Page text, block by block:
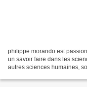
philippe morando est
un savoir faire dans les
autres sciences humaines,